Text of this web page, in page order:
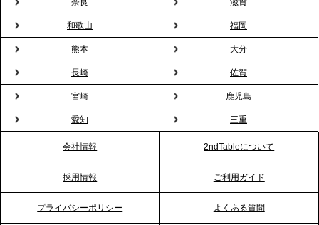
バー」に！福利厚生・社内交流を格上げする《出張
バーテンダー》サービスを開始
2026.1.26
プレスリリースのご案内｜もう「義理チョコ」で悩
まない。職場のバレンタインをケータリングで“福利
厚生”化。採用にも効く新スタイルを提案
2026.1.23
RKB毎日放送「RKB NEWS」で、2ndTable「恵方
巻きケータリング」が紹介されました
奈良 滋賀
和歌山 福岡
熊本 大分
長崎 佐賀
宮崎 鹿児島
愛知 三重
会社情報 2ndTableについて
採用情報 ご利用ガイド
プライバシーポリシー よくある質問